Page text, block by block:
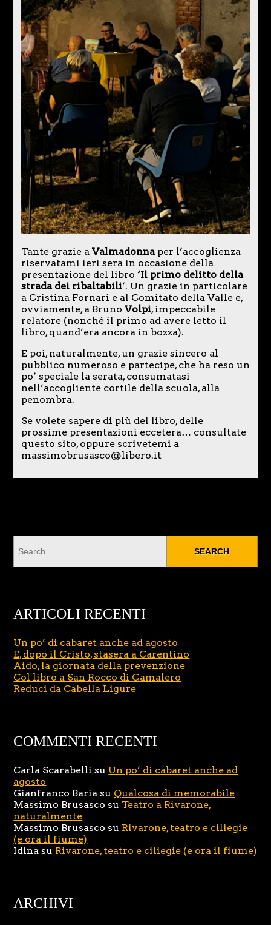
Tante grazie a Valmadonna per l’accoglienza
riservatami ieri sera in occasione della
presentazione del libro ‘Il primo delitto della
strada dei ribaltabili‘. Un grazie in particolare
a Cristina Fornari e al Comitato della Valle e,
ovviamente, a Bruno Volpi, impeccabile
relatore (nonché il primo ad avere letto il
libro, quand’era ancora in bozza).
E poi, naturalmente, un grazie sincero al
pubblico numeroso e partecipe, che ha reso un
po’ speciale la serata, consumatasi
nell’accogliente cortile della scuola, alla
penombra.
Se volete sapere di più del libro, delle
prossime presentazioni eccetera… consultate
questo sito, oppure scrivetemi a
massimobrusasco@libero.it
ARTICOLI RECENTI
Un po’ di cabaret anche ad agosto
E, dopo il Cristo, stasera a Carentino
Aido, la giornata della prevenzione
Col libro a San Rocco di Gamalero
Reduci da Cabella Ligure
COMMENTI RECENTI
Carla Scarabelli su Un po’ di cabaret anche ad
agosto
Gianfranco Baria su Qualcosa di memorabile
Massimo Brusasco su Teatro a Rivarone,
naturalmente
Massimo Brusasco su Rivarone, teatro e ciliegie
(e ora il fiume)
Idina su Rivarone, teatro e ciliegie (e ora il fiume)
ARCHIVI